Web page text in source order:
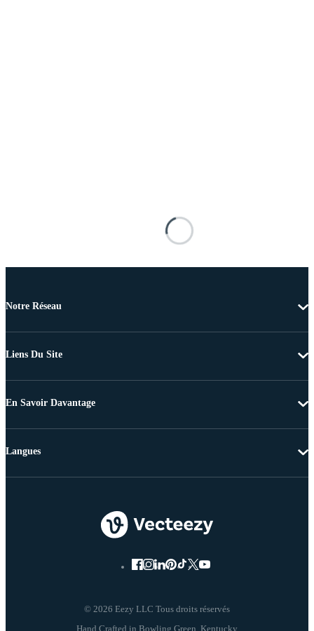
Notre Réseau
Liens Du Site
En Savoir Davantage
© 2026 Eezy LLC Tous droits réservés
Langues